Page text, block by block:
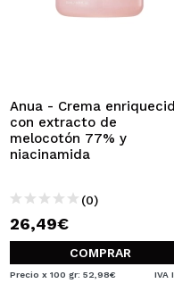
Anua - Crema
con extracto de
melocotón 77% y
niacinamida
(0)
26,49€
COMPRAR
Precio x 100 gr: 52,98€ IVA